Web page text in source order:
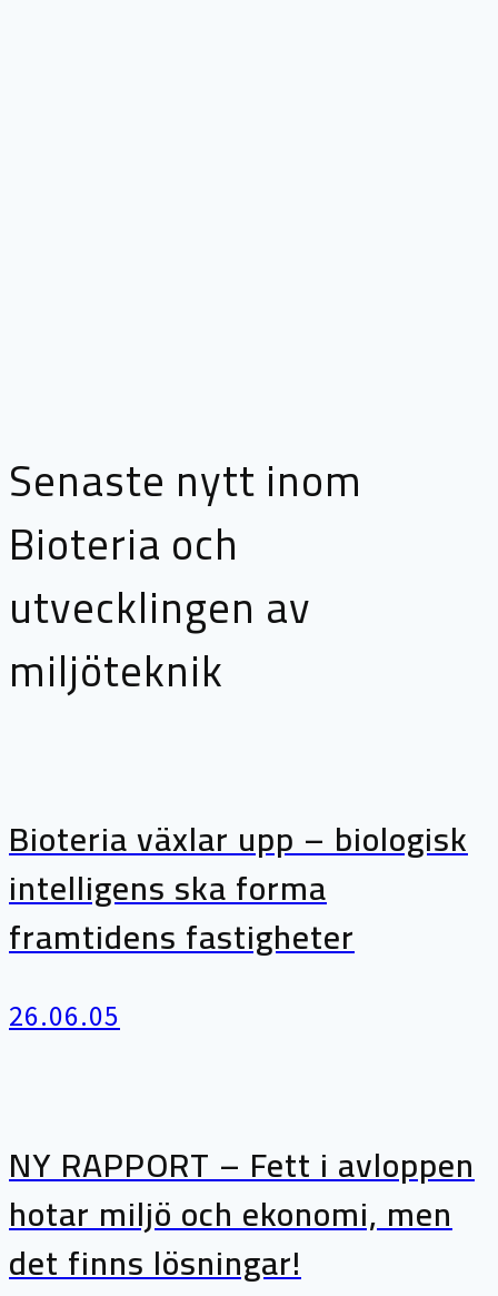
Senaste nytt inom
Bioteria och
utvecklingen av
miljöteknik
Bioteria växlar upp – biologisk
intelligens ska forma
framtidens fastigheter
26.06.05
NY RAPPORT – Fett i avloppen
hotar miljö och ekonomi, men
det finns lösningar!